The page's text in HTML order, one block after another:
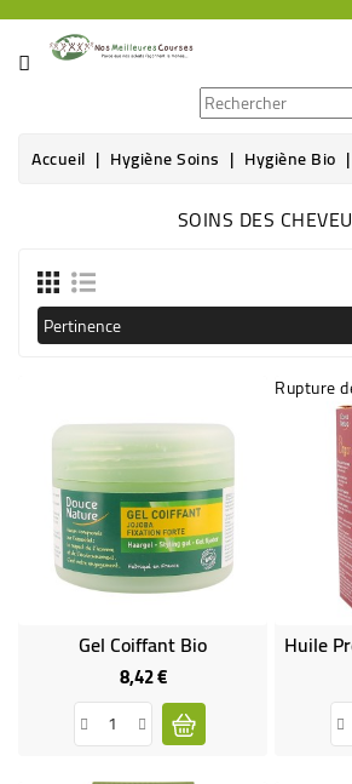
CATÉGORIE
ÉPICERIE
BOISSON
SANTÉ
BIEN-
ÊTRE
BÉBÉ
CULTUREL
Accueil Hygiène Soins Hygiène Bio
SOINS DES
Pertinence
Gel Coiffant Bio
8,42 €Prix
Rupture